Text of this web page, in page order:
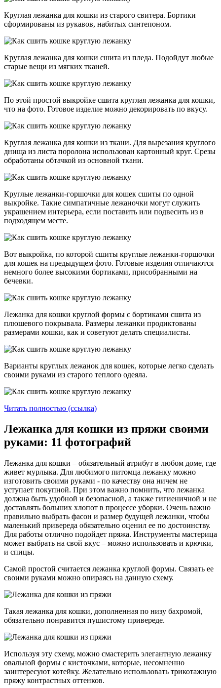
Круглая лежанка для кошки из старого свитера. Бортики
сформированы из рукавов, набитых синтепоном.
Круглая лежанка для кошки сшита из пледа. Подойдут любые
старые вещи из мягких тканей.
По этой простой выкройке сшита круглая лежанка для кошки,
что на фото. Готовое изделие можно декорировать по вкусу.
Круглая лежанка для кошки из ткани. Для вырезания круглого
днища из листа поролона использован картонный круг. Срезы
обработаны обтачкой из основной ткани.
Круглые лежанки-горшочки для кошек сшиты по одной
выкройке. Такие симпатичные лежаночки могут служить
украшением интерьера, если поставить или подвесить из в
подходящем месте.
Вот выкройка, по которой сшиты круглые лежанки-горшочки
для кошек на предыдущем фото. Готовые изделия отличаются
немного более высокими бортиками, присобранными на
бечевки.
Лежанка для кошки круглой формы с бортиками сшита из
плюшевого покрывала. Размеры лежанки продиктованы
размерами кошки, как и советуют делать специалисты.
Варианты круглых лежанок для кошек, которые легко сделать
своими руками из старого теплого одеяла.
Читать полностью (ссылка)
Лежанка для кошки из пряжи своими
руками: 11 фотографий
Лежанка для кошки – обязательный атрибут в любом доме, где
живет мурлыка. Для любимого питомца лежанку можно
изготовить своими руками - по качеству она ничем не
уступает покупной. При этом важно помнить, что лежанка
должна быть удобной и безопасной, а также гигиеничной и не
доставлять больших хлопот в процессе уборки. Очень важно
правильно выбрать фасон и размер будущей лежанки, чтобы
маленький привереда обязательно оценил ее по достоинству.
Для работы отлично подойдет пряжа. Инструменты мастерица
может выбрать на свой вкус – можно использовать и крючки,
и спицы.
Самой простой считается лежанка круглой формы. Связать ее
своими руками можно опираясь на данную схему.
Такая лежанка для кошки, дополненная по низу бахромой,
обязательно понравится пушистому привереде.
Используя эту схему, можно смастерить элегантную лежанку
овальной формы с кисточками, которые, несомненно
заинтересуют котейку. Желательно использовать трикотажную
пряжу контрастных оттенков.